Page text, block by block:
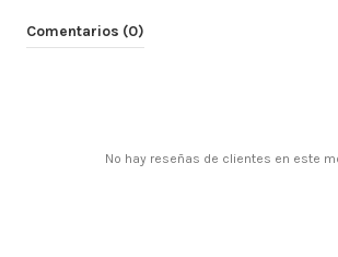
Comentarios (0)
No hay reseñas de clientes en este